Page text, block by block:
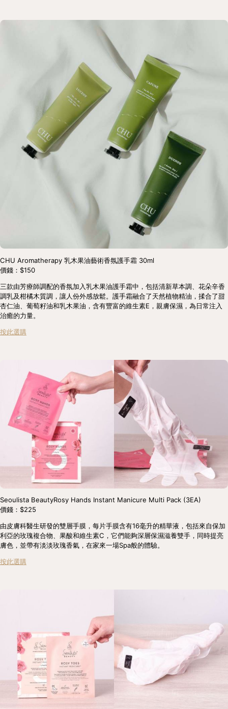
CHU Aromatherapy 乳木果油藝術⾹氛護⼿霜 30ml
價錢：$150
三款由芳療師調配的香氛加入乳木果油護⼿霜中，包括清新草本調、花朵辛香
調乳及柑橘木質調，讓人份外感放鬆。護⼿霜融合了天然植物精油，揉合了甜
杏仁油、葡萄籽油和乳木果油，含有豐富的維生素E，親膚保濕，為日常注入
治癒的力量。
按此選購
Seoulista BeautyRosy Hands Instant Manicure Multi Pack (3EA)
價錢：$225
由皮膚科醫生研發的雙層手膜，每片手膜含有16毫升的精華液，包括來自保加
利亞的玫瑰複合物、果酸和維生素C，它們能夠深層保濕滋養雙手，同時提亮
膚色，並帶有淡淡玫瑰香氣，在家來一場Spa般的體驗。
按此選購